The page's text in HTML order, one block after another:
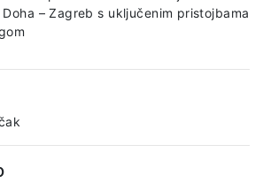
Doha – Zagreb s uključenim pristojbama